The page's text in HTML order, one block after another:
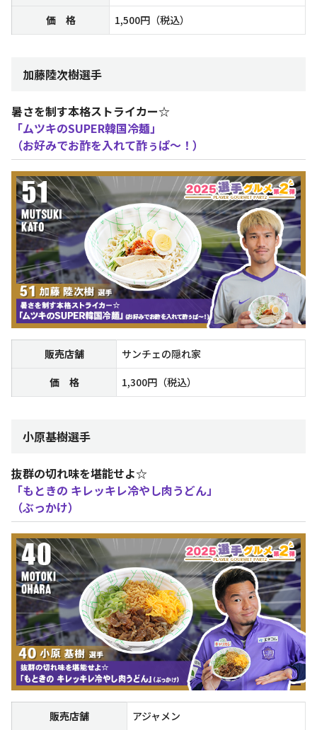
価 格
1,500円（税込）
加藤陸次樹選手
暑さを制す本格ストライカー☆
「ムツキのSUPER韓国冷麺」
（お好みでお酢を入れて酢ぅぱ～！）
販売店舗
サンチェの隠れ家
価 格
1,300円（税込）
小原基樹選手
抜群の切れ味を堪能せよ☆
「もときの キレッキレ冷やし肉うどん」
（ぶっかけ）
販売店舗 アジャメン